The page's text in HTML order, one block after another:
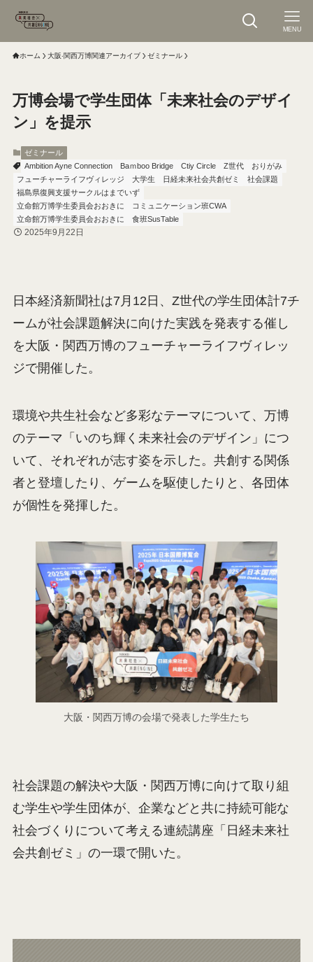
MENU
ホーム 大阪‧関⻄万博関連アーカイブ ゼミナール
万博会場で学生団体「未来社会のデザイ
ン」を提示
ゼミナール
Ambition Ayne Connection
Baｍboo Bridge Ctiy Circle Z世代
おりがみ
フューチャーライフヴィレッジ
大学生 日経未来社会共創ゼミ
社会課題
福島県復興支援サークルはまでいず
立命館万博学生委員会おおきに コミュニケーション班CWA
立命館万博学生委員会おおきに 食班SusTable
2025年9月22日
日本経済新聞社は7月12日、Z世代の学生団体計7チ
ームが社会課題解決に向けた実践を発表する催し
を大阪・関西万博のフューチャーライフヴィレッ
ジで開催した。
環境や共生社会など多彩なテーマについて、万博
のテーマ「いのち輝く未来社会のデザイン」につ
いて、それぞれが志す姿を示した。共創する関係
者と登壇したり、ゲームを駆使したりと、各団体
が個性を発揮した。
大阪・関西万博の会場で発表した学生たち
社会課題の解決や大阪・関西万博に向けて取り組
む学生や学生団体が、企業などと共に持続可能な
社会づくりについて考える連続講座「日経未来社
会共創ゼミ」の一環で開いた。